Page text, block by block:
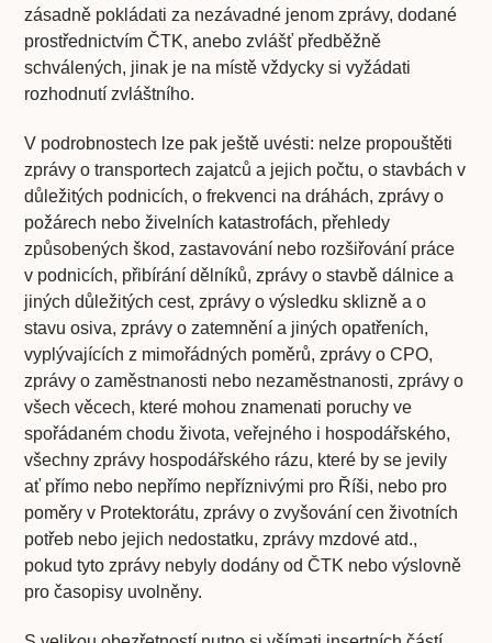
zásadně pokládati za nezávadné jenom zprávy, dodané
prostřednictvím ČTK, anebo zvlášť předběžně
schválených, jinak je na místě vždycky si vyžádati
rozhodnutí zvláštního.
V podrobnostech lze pak ještě uvésti: nelze propouštěti
zprávy o transportech zajatců a jejich počtu, o stavbách v
důležitých podnicích, o frekvenci na dráhách, zprávy o
požárech nebo živelních katastrofách, přehledy
způsobených škod, zastavování nebo rozšiřování práce
v podnicích, přibírání dělníků, zprávy o stavbě dálnice a
jiných důležitých cest, zprávy o výsledku sklizně a o
stavu osiva, zprávy o zatemnění a jiných opatřeních,
vyplývajících z mimořádných poměrů, zprávy o CPO,
zprávy o zaměstnanosti nebo nezaměstnanosti, zprávy o
všech věcech, které mohou znamenati poruchy ve
spořádaném chodu života, veřejného i hospodářského,
všechny zprávy hospodářského rázu, které by se jevily
ať přímo nebo nepřímo nepříznivými pro Říši, nebo pro
poměry v Protektorátu, zprávy o zvyšování cen životních
potřeb nebo jejich nedostatku, zprávy mzdové atd.,
pokud tyto zprávy nebyly dodány od ČTK nebo výslovně
pro časopisy uvolněny.